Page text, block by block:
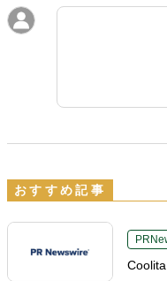
おすすめ記事